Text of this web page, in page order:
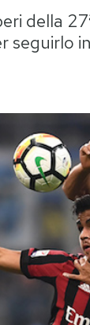
della
seguirlo